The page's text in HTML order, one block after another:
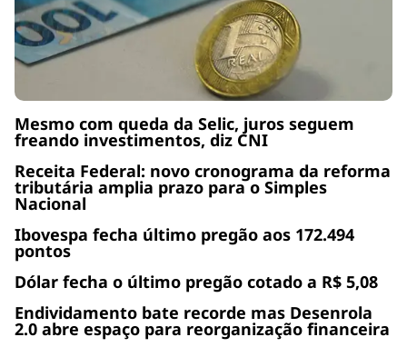
Mesmo com queda da Selic, juros seguem
freando investimentos, diz CNI
Receita Federal: novo cronograma da reforma
tributária amplia prazo para o Simples
Nacional
Ibovespa fecha último pregão aos 172.494
pontos
Dólar fecha o último pregão cotado a R$ 5,08
Endividamento bate recorde mas Desenrola
2.0 abre espaço para reorganização financeira